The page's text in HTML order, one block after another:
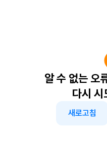
알 수 없는 오
다시 시
새로고침